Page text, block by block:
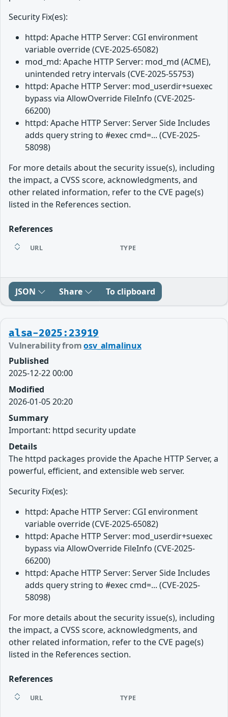
Security Fix(es):
httpd: Apache HTTP Server: CGI environment
variable override (CVE-2025-65082)
mod_md: Apache HTTP Server: mod_md (ACME),
unintended retry intervals (CVE-2025-55753)
httpd: Apache HTTP Server: mod_userdir+suexec
bypass via AllowOverride FileInfo (CVE-2025-
66200)
httpd: Apache HTTP Server: Server Side Includes
adds query string to #exec cmd=... (CVE-2025-
58098)
For more details about the security issue(s), including
the impact, a CVSS score, acknowledgments, and
other related information, refer to the CVE page(s)
listed in the References section.
References
URL TYPE
JSON Share To clipboard
alsa-2025:23919
Vulnerability fromosv_almalinux
Published
2025-12-22 00:00
Modified
2026-01-05 20:20
Summary
Important: httpd security update
Details
The httpd packages provide the Apache HTTP Server, a
powerful, efficient, and extensible web server.
Security Fix(es):
httpd: Apache HTTP Server: CGI environment
variable override (CVE-2025-65082)
httpd: Apache HTTP Server: mod_userdir+suexec
bypass via AllowOverride FileInfo (CVE-2025-
66200)
httpd: Apache HTTP Server: Server Side Includes
adds query string to #exec cmd=... (CVE-2025-
58098)
For more details about the security issue(s), including
the impact, a CVSS score, acknowledgments, and
other related information, refer to the CVE page(s)
listed in the References section.
References
URL TYPE